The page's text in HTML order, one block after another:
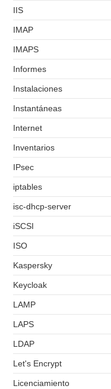
IIS
IMAP
IMAPS
Informes
Instalaciones
Instantáneas
Internet
Inventarios
IPsec
iptables
isc-dhcp-server
iSCSI
ISO
Kaspersky
Keycloak
LAMP
LAPS
LDAP
Let's Encrypt
Licenciamiento